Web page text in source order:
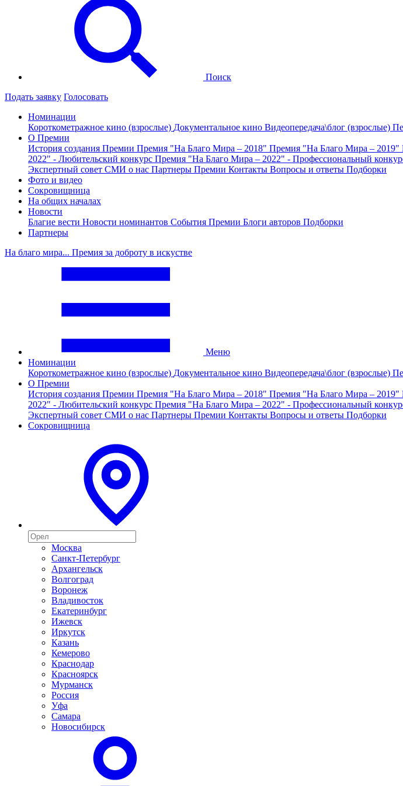
Поиск
Подать заявку Голосовать
Номинации
Короткометражное кино (взрослые) Документальное кино Видеопередача\блог (взрослые)
О Премии
История создания Премии Премия "На Благо Мира – 2018" Премия "На Благо Мира – 2019"
2022" - Любительский конкурс Премия "На Благо Мира – 2022" - Профессиональный
Экспертный совет СМИ о нас Партнеры Премии Контакты Вопросы и ответы Подборки
Фото и видео
Сокровищница
На общих началах
Новости
Благие вести Новости номинантов События Премии Блоги авторов Подборки
Партнеры
На благо мира... Премия за доброту в искустве
Меню
Номинации
Короткометражное кино (взрослые) Документальное кино Видеопередача\блог (взрослые)
О Премии
История создания Премии Премия "На Благо Мира – 2018" Премия "На Благо Мира – 2019"
2022" - Любительский конкурс Премия "На Благо Мира – 2022" - Профессиональный
Экспертный совет СМИ о нас Партнеры Премии Контакты Вопросы и ответы Подборки
Сокровищница
Москва
Санкт-Петербург
Архангельск
Волгоград
Воронеж
Владивосток
Екатеринбург
Ижевск
Иркутск
Казань
Кемерово
Краснодар
Красноярск
Мурманск
Россия
Уфа
Самара
Новосибирск